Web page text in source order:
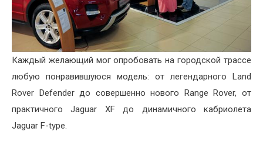
Каждый желающий мог опробовать на городской трассе
любую понравившуюся модель: от легендарного Land
Rover Defender до совершенно нового Range Rover, от
практичного Jaguar XF до динамичного кабриолета
Jaguar F-type.